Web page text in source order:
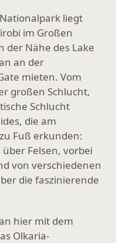
Nationalpark liegt
im Großen
der Nähe des Lake
an der
mieten. Vom
großen Schlucht,
Schlucht
die am
Fuß erkunden:
über Felsen, vorbei
von verschiedenen
die faszinierende
hier mit dem
Olkaria-